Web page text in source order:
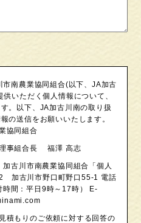
市南農業協同組合(以下、JA加古
いただく個人情報について、
。以下、JA加古川南の取り扱
の送信をお願いいたします。
協同組合
事組合長 福澤 高志
加古川市南農業協同組合「個人
加古川市野口町野口55-1 電話
間：平日9時～17時） E-
積もりのご依頼に対する回答の